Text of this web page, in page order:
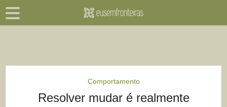
Comportamento
Resolver mudar é realmente